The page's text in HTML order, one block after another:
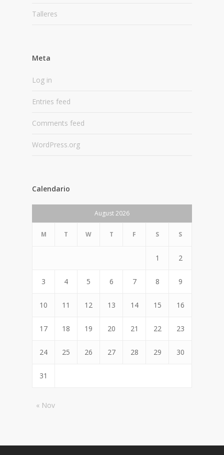
Talleres
Meta
Log in
Entries feed
Comments feed
WordPress.org
Calendario
August 2026
M T W T F S S
1 2
3 4 5 6 7 8 9
10 11 12 13 14 15 16
17 18 19 20 21 22 23
24 25 26 27 28 29 30
31
« Nov